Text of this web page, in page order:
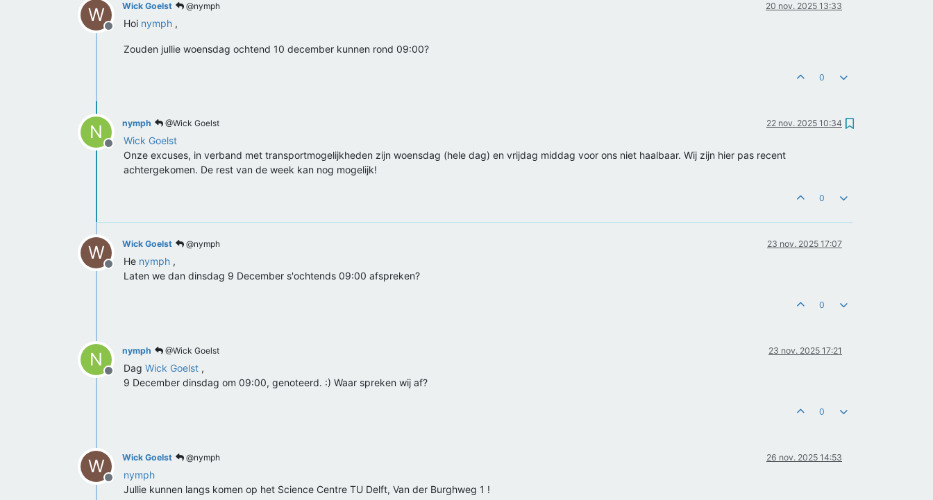
W
Offline
Wick Goelst @nymph 20 nov. 2025 13:33
Hoi nymph ,
Zouden jullie woensdag ochtend 10 december kunnen rond 09:00?
0
N
Offline
nymph @Wick Goelst 22 nov. 2025 10:34
Wick Goelst
Onze excuses, in verband met transportmogelijkheden zijn woensdag (hele dag) en vrijdag middag voor ons niet haalbaar. Wij zijn hier pas recent
achtergekomen. De rest van de week kan nog mogelijk!
0
W
Offline
Wick Goelst @nymph 23 nov. 2025 17:07
He nymph ,
Laten we dan dinsdag 9 December s'ochtends 09:00 afspreken?
0
N
Offline
nymph @Wick Goelst 23 nov. 2025 17:21
Dag Wick Goelst ,
9 December dinsdag om 09:00, genoteerd. :) Waar spreken wij af?
0
W
Offline
Wick Goelst @nymph 26 nov. 2025 14:53
nymph
Jullie kunnen langs komen op het Science Centre TU Delft, Van der Burghweg 1 !